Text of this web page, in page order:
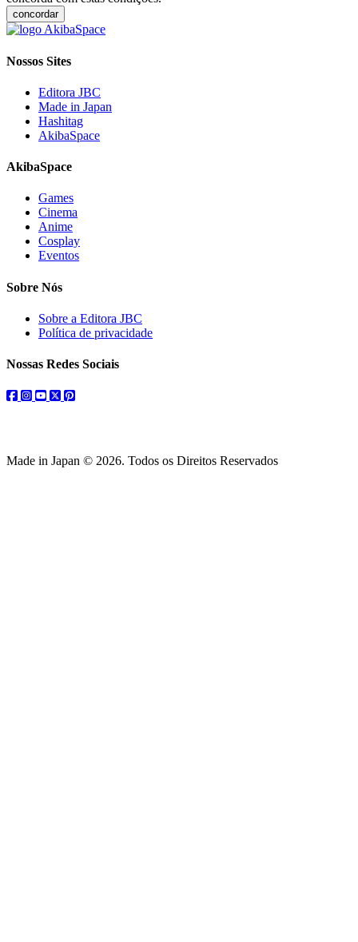
concordar
Nossos Sites
Editora JBC
Made in Japan
Hashitag
AkibaSpace
AkibaSpace
Games
Cinema
Anime
Cosplay
Eventos
Sobre Nós
Sobre a Editora JBC
Política de privacidade
Nossas Redes Sociais
facebook
instagram
youtube
twitterpinterest
Made in Japan © 2026. Todos os Direitos Reservados